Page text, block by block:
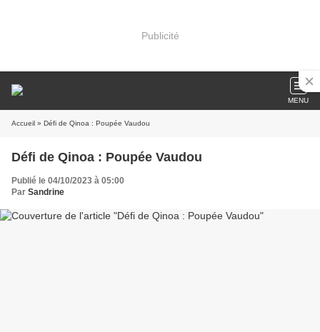
Publicité
MENU
Accueil » Défi de Qinoa : Poupée Vaudou
Défi de Qinoa : Poupée Vaudou
Publié le 04/10/2023 à 05:00
Par Sandrine